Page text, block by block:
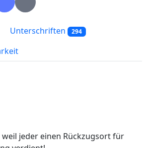
Unterschriften 294
jeder einen Rückzugsort für